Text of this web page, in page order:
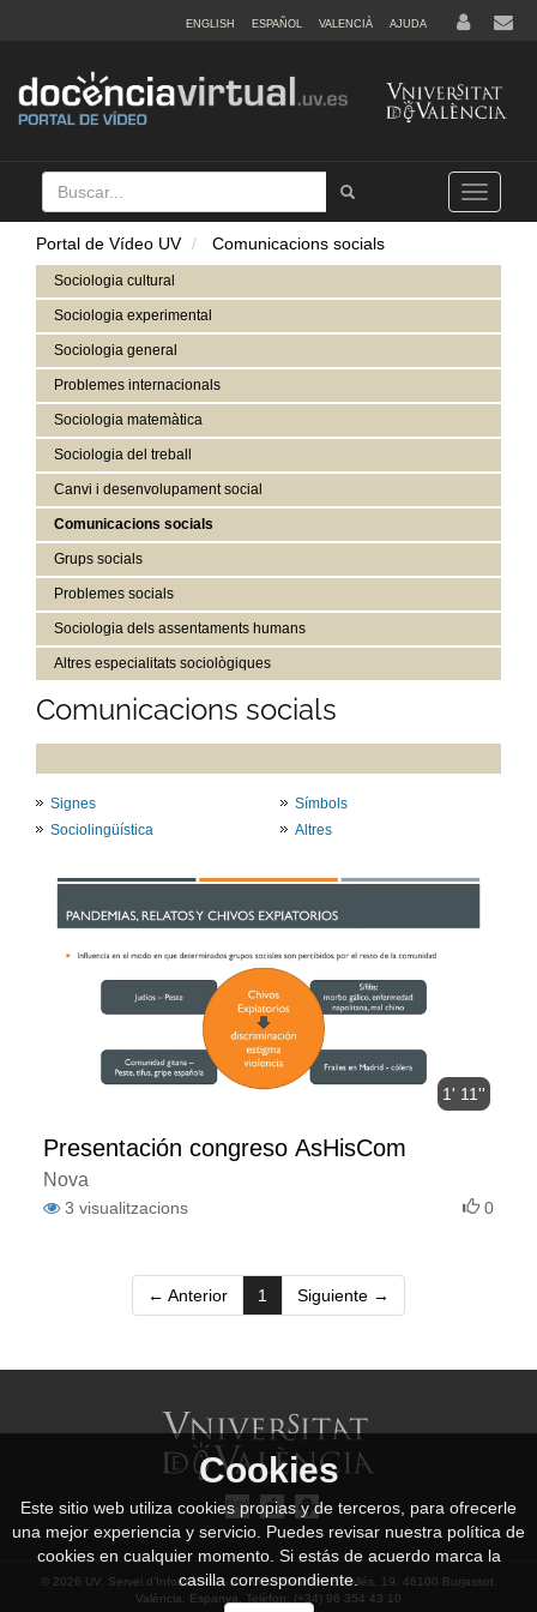
ENGLISH ESPAÑOL VALENCIÀ AJUDA
Buscar
Tramet
Toggle
navigation
Portal de Vídeo UV Comunicacions socials
Sociologia cultural
Sociologia experimental
Sociologia general
Problemes internacionals
Sociologia matemàtica
Sociologia del treball
Canvi i desenvolupament social
Comunicacions socials
Grups socials
Problemes socials
Sociologia dels assentaments humans
Altres especialitats sociològiques
Comunicacions socials
Signes
Sociolingüística
Símbols
Altres
1' 11''
Presentación congreso AsHisCom
Nova
3 visualitzacions 0
← Anterior 1 (current)
Siguiente →
© 2026 UV. Servei d’Informàtica. - Av. Vicent Andrés Estellés, 19. 46100 Burjassot.
València. Espanya. Telèfon: (+34) 96 354 43 10
Cookies
Este sitio web utiliza cookies propias y de terceros, para ofrecerle
una mejor experiencia y servicio. Puedes revisar nuestra política de
cookies en cualquier momento. Si estás de acuerdo marca la
casilla correspondiente.